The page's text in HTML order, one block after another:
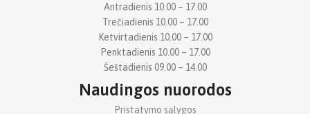
Antradienis 10.00 – 17.00
Trečiadienis 10.00 – 17.00
Ketvirtadienis 10.00 – 17.00
Penktadienis 10.00 – 17.00
Šeštadienis 09.00 – 14.00
Naudingos nuorodos
Pristatymo sąlygos